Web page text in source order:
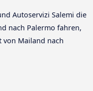
Autoservizi Salemi die
nach Palermo fahren,
von Mailand nach